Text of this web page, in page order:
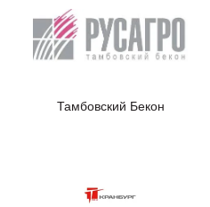
Тамбовский Бекон